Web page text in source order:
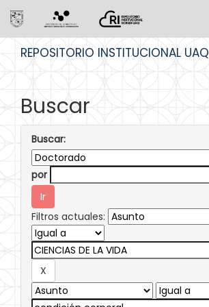
REPOSITORIO INSTITUCIONAL UAQ
Buscar
Buscar:
por
Filtros actuales: